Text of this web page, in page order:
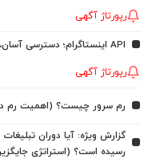
رپورتاژ آگهی
API اینستاگرام؛ دسترسی آسان، سریع و بدون محدودیت به اطلاعات اینستاگرام
رپورتاژ آگهی
رم سرور چیست؟ (اهمیت رم
گزارش ویژه: آیا دوران
رسیده است؟ (استراتژی